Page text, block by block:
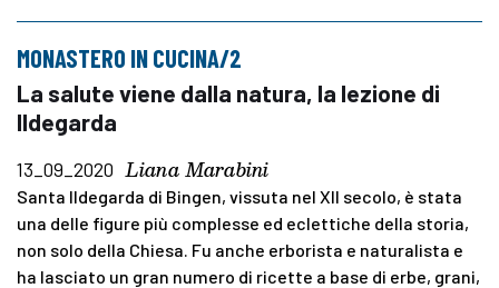
MONASTERO IN CUCINA/2
La salute viene dalla natura, la lezione di
Ildegarda
13_09_2020 Liana Marabini
Santa Ildegarda di Bingen, vissuta nel XII secolo, è stata
una delle figure più complesse ed eclettiche della storia,
non solo della Chiesa. Fu anche erborista e naturalista e
ha lasciato un gran numero di ricette a base di erbe, grani,